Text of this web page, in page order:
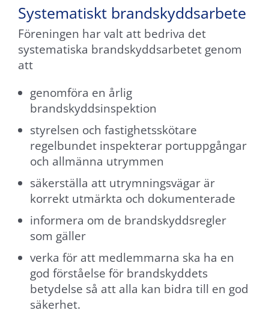
Systematiskt brandskyddsarbete
Föreningen har valt att bedriva det
systematiska brandskyddsarbetet genom
att
genomföra en årlig
brandskyddsinspektion
styrelsen och fastighetsskötare
regelbundet inspekterar portuppgångar
och allmänna utrymmen
säkerställa att utrymningsvägar är
korrekt utmärkta och dokumenterade
informera om de brandskyddsregler
som gäller
verka för att medlemmarna ska ha en
god förståelse för brandskyddets
betydelse så att alla kan bidra till en god
säkerhet.
behövs för
att
webbplatsen
över huvud
fungera.
Statistik
För att vi ska
förbättra
webbplatsens
funktionalitet
och
uppbyggnad,
baserat på
hur den
används.